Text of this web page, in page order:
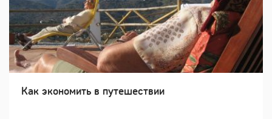
Как экономить в путешествии